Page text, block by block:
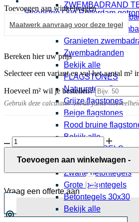
Steenstrip Oud Rotterdam
0,95 per stuk
ZWEMBADRAND
Keramische
Natuursteen
Granieten
Zwembadranden
Bekijk alle
FLAGSTONES
Natuursteen
Grijze flagstones
Beige flagstones
Rood bruine
Bekijk alle
BETONTEGELS
Grijze betontegels
Zwarte betontegels
Grote betontegels
Betontegels 30x30
Bekijk alle
Toevoegen aan winkelwagen
Maatwerk aanvraag voor deze tegel
Bereken hier uw prijs
Selecteer een variant en vul het aantal m²
Hoeveel m² wil je bestellen?
Gebruik deze calculator om de juiste
Palazzo
10MM
Grey
Toevoegen aan winkelwagen -
Vraag een offerte aan